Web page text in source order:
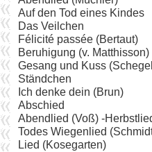
Auf den Tod eines Kindes
Das Veilchen
Félicité passée (Bertaut)
Beruhigung (v. Matthisson)
Gesang und Kuss
Ständchen
Ich denke dein (Brun)
Abschied
Abendlied (Voß) -
Todes Wiegenlied
Lied (Kosegarten)